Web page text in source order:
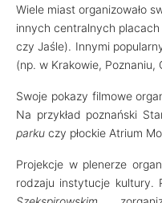
Wiele miast organizowało
innych centralnych placach
czy Jaśle). Innymi
(np. w Krakowie, Poznaniu,
Swoje pokazy filmowe
Na przykład poznański
parku czy płockie Atrium
Projekcje w plenerze
rodzaju instytucje kultury.